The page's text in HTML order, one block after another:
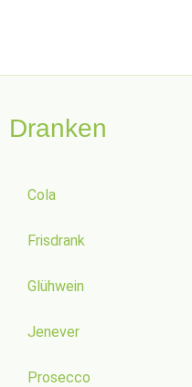
Dranken
Cola
Frisdrank
Glühwein
Jenever
Prosecco